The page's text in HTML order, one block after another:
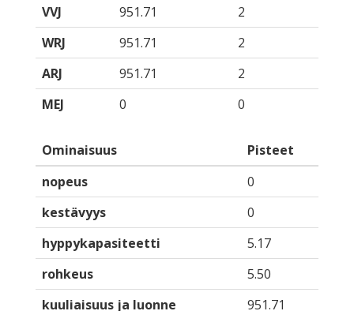
VVJ
951.71
2
WRJ
951.71
2
ARJ
951.71
2
MEJ
0 0
Ominaisuus
Pisteet
nopeus
0
kestävyys
0
hyppykapasiteetti
5.17
rohkeus
5.50
kuuliaisuus ja luonne
951.71